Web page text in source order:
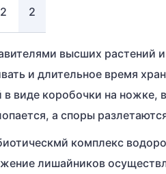
2 2
высших растений
и длительное время
в виде коробочки на
а споры
комплекс
лишайников